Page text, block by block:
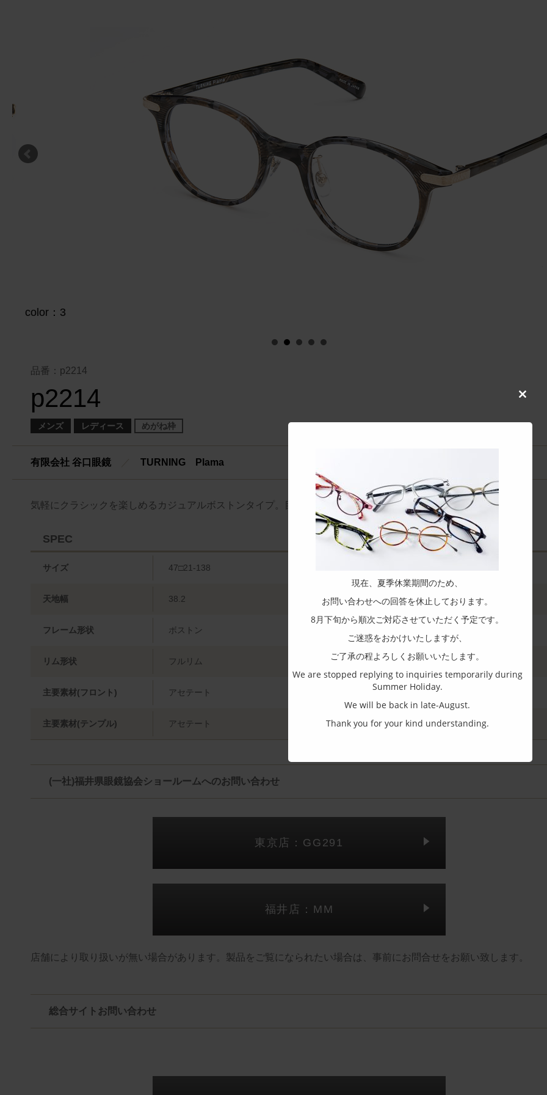
品番：p2214
p2214
メンズ レディース めがね枠
有限会社 谷口眼鏡 TURNING Plama
気軽にクラシックを楽しめるカジュアルボストンタイプ。目元のメタルの輝きが、表情に明るさをプラス。
SPEC
サイズ 47□21-138
天地幅 38.2
フレーム形状 ボストン
リム形状 フルリム
主要素材(フロント) アセテート
主要素材(テンプル) アセテート
(一社)福井県眼鏡協会ショールームへのお問い合わせ
東京店：GG291
福井店：MM
店舗により取り扱いが無い場合があります。製品をご覧になられたい場合は、事前にお問合せをお願い致します。
総合サイトお問い合わせ
module
現在、夏季休業期間のため、
お問い合わせへの回答を休止しております。
8月下旬から順次ご対応させていただく予定です。
ご迷惑をおかけいたしますが、
ご了承の程よろしくお願いいたします。
We are stopped replying to inquiries temporarily during
Summer Holiday.
We will be back in late-August.
Thank you for your kind understanding.